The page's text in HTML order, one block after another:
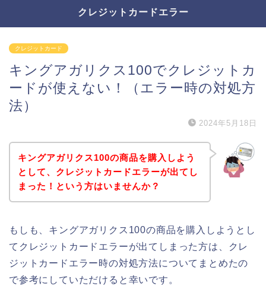
クレジットカードエラー
クレジットカード
キングアガリクス100でクレジットカ
ードが使えない！（エラー時の対処方
法）
2024年5月18日
キングアガリクス100の商品を購入しよう
として、クレジットカードエラーが出てし
まった！という方はいませんか？
もしも、キングアガリクス100の商品を購入しようとし
てクレジットカードエラーが出てしまった方は、クレ
ジットカードエラー時の対処方法についてまとめたの
で参考にしていただけると幸いです。